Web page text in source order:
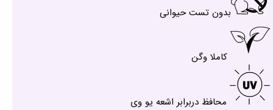
بدون تست حیوانی
کاملا وگن
محافظ دربرابر اشعه یو وی